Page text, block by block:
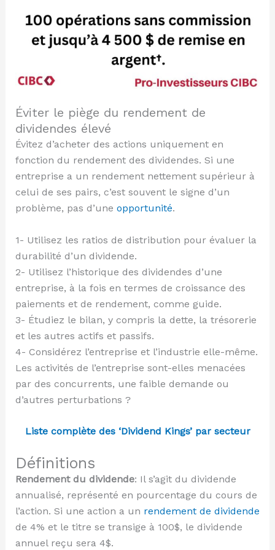
Éviter le piège du rendement de
dividendes élevé
Évitez d’acheter des actions uniquement en
fonction du rendement des dividendes. Si une
entreprise a un rendement nettement supérieur à
celui de ses pairs, c’est souvent le signe d’un
problème, pas d’une opportunité.
1- Utilisez les ratios de distribution pour évaluer la
durabilité d’un dividende.
2- Utilisez l’historique des dividendes d’une
entreprise, à la fois en termes de croissance des
paiements et de rendement, comme guide.
3- Étudiez le bilan, y compris la dette, la trésorerie
et les autres actifs et passifs.
4- Considérez l’entreprise et l’industrie elle-même.
Les activités de l’entreprise sont-elles menacées
par des concurrents, une faible demande ou
d’autres perturbations ?
Liste complète des ‘Dividend Kings’ par secteur
Définitions
Rendement du dividende: Il s’agit du dividende
annualisé, représenté en pourcentage du cours de
l’action. Si une action a un rendement de dividende
de 4% et le titre se transige à 100$, le dividende
annuel reçu sera 4$.